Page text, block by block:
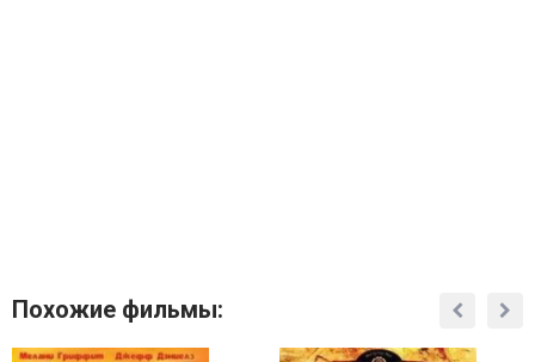
Похожие фильмы: